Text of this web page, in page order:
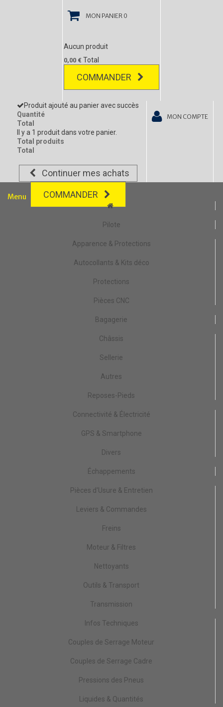
MON PANIER 0
Aucun produit
0,00 € Total
COMMANDER
Produit ajouté au panier avec succès
Quantité
Total
Il y a 1 produit dans votre panier.
Total produits
Total
Continuer mes achats
COMMANDER
MON COMPTE
Menu
Pilote
Apparence & Protections
Autocollants & Kits déco
Protections
Pièces CNC
Bagagerie
Châssis
Sellerie
Autres
Reposes-Pieds
Connectivité & Électricité
GPS & Smartphone
Divers
Échappements
Pièces d'Usure & Entretien
Leviers & Commandes
Freins
Moteur & Filtres
Nettoyants
Outils & Transport
Transmission
Infos Techniques
Couples de Serrage Moteur
Couples de Serrage Cadre
Pressions des Pneus
Liquides & Quantités